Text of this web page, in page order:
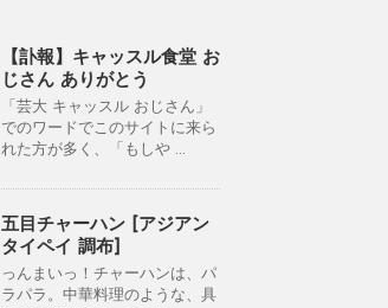
【訃報】キャッスル食堂 お
じさん ありがとう
「芸大 キャッスル おじさん」
でのワードでこのサイトに来ら
れた方が多く、「もしや ...
五目チャーハン [アジアン
タイペイ 調布]
っんまいっ！チャーハンは、パ
ラパラ。中華料理のような、具